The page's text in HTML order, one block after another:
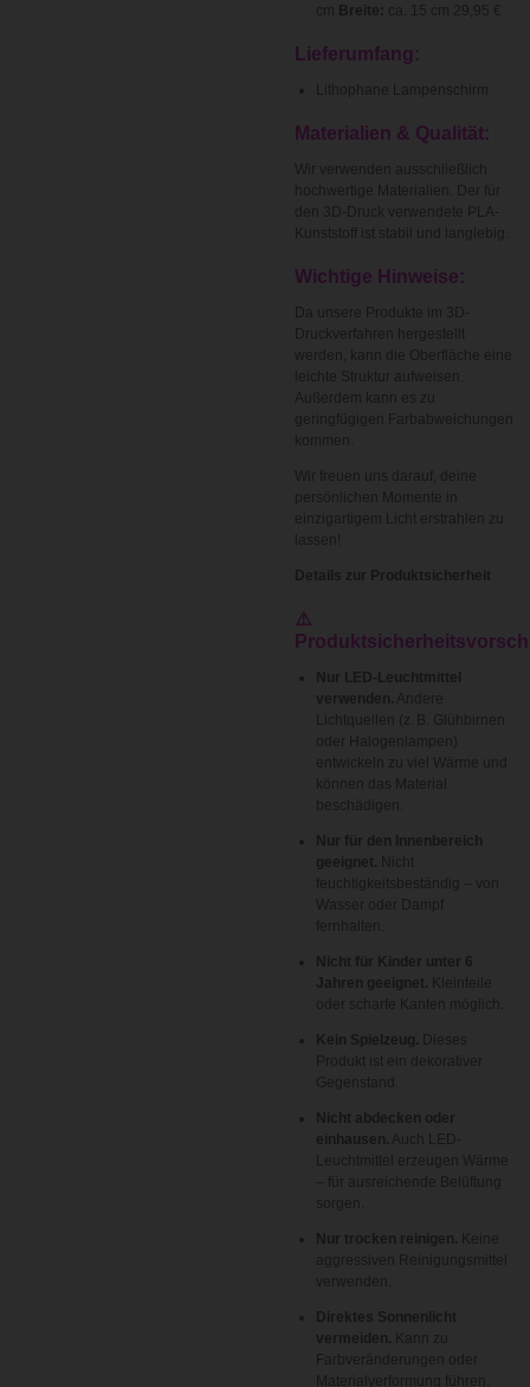
Breite: ca. 15 cm 29,95 €
Lieferumfang:
Lithophane Lampenschirm
Materialien & Qualität:
Wir verwenden ausschließlich
hochwertige Materialien. Der für
den 3D-Druck verwendete PLA-
Kunststoff ist stabil und langlebig.
Wichtige Hinweise:
Da unsere Produkte im 3D-
Druckverfahren hergestellt
werden, kann die Oberfläche eine
leichte Struktur aufweisen.
Außerdem kann es zu
geringfügigen Farbabweichungen
kommen.
Wir freuen uns darauf, deine
persönlichen Momente in
einzigartigem Licht erstrahlen zu
lassen!
Details zur Produktsicherheit
⚠️
Nur LED-Leuchtmittel
verwenden. Andere
Lichtquellen (z. B. Glühbirnen
oder Halogenlampen)
entwickeln zu viel Wärme und
können das Material
beschädigen.
Nur für den Innenbereich
geeignet. Nicht
feuchtigkeitsbeständig – von
Wasser oder Dampf
fernhalten.
Nicht für Kinder unter 6
Jahren geeignet. Kleinteile
oder scharfe Kanten möglich.
Kein Spielzeug. Dieses
Produkt ist ein dekorativer
Gegenstand.
Nicht abdecken oder
einhausen. Auch LED-
Leuchtmittel erzeugen Wärme
– für ausreichende Belüftung
sorgen.
Nur trocken reinigen. Keine
aggressiven Reinigungsmittel
verwenden.
Direktes Sonnenlicht
vermeiden. Kann zu
Farbveränderungen oder
Materialverformung führen.